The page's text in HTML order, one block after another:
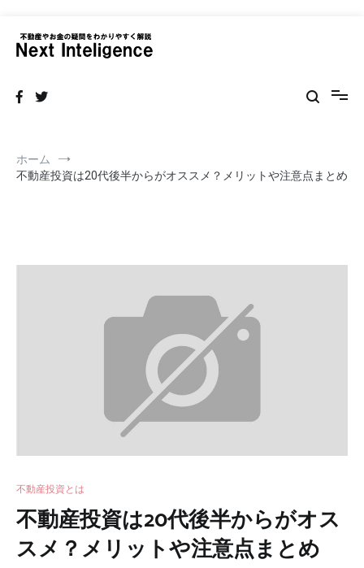
ホーム
不動産投資は20代後半からがオススメ？メリットや注意点まとめ
不動産投資とは
不動産投資は20代後半からがオス
スメ？メリットや注意点まとめ